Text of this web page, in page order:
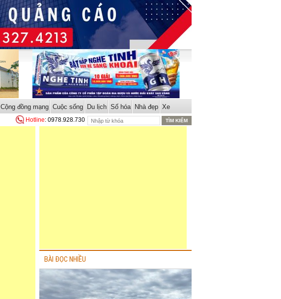
Cộng đồng mạng Cuộc sống Du lịch Số hóa Nhà đẹp Xe
Hotline: 0978.928.730
BÀI ĐỌC NHIỀU